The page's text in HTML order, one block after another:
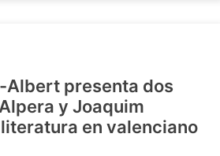
Albert presenta dos
y Joaquim
en valenciano